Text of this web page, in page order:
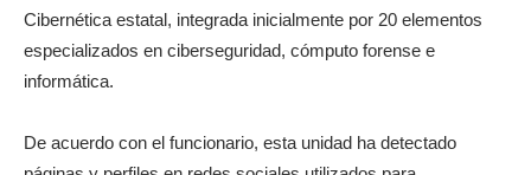
Cibernética estatal, integrada inicialmente por 20 elementos
especializados en ciberseguridad, cómputo forense e
informática.
De acuerdo con el funcionario, esta unidad ha detectado